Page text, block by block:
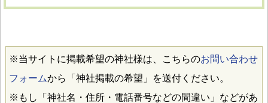
※当サイトに掲載希望の神社様は、こちらのお問い合わせ
フォームから「神社掲載の希望」を送付ください。
※もし「神社名・住所・電話番号などの間違い」などがあ